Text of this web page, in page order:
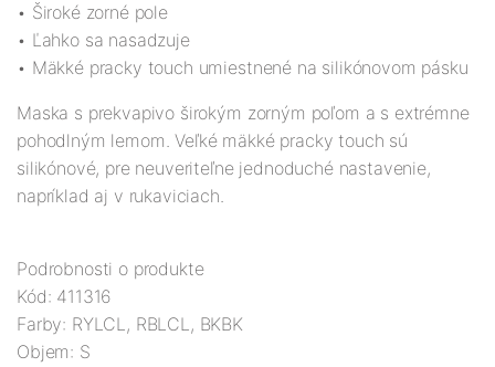
• Široké zorné pole
• Ľahko sa nasadzuje
• Mäkké pracky touch umiestnené na silikónovom pásku
Maska s prekvapivo širokým zorným poľom a s extrémne
pohodlným lemom. Veľké mäkké pracky touch sú
silikónové, pre neuveriteľne jednoduché nastavenie,
napríklad aj v rukaviciach.
Podrobnosti o produkte
Kód: 411316
Farby: RYLCL, RBLCL, BKBK
Objem: S